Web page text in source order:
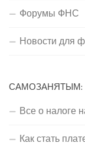
Форумы ФНС
Новости для
САМОЗАНЯТЫМ:
Все о налоге
Как стать